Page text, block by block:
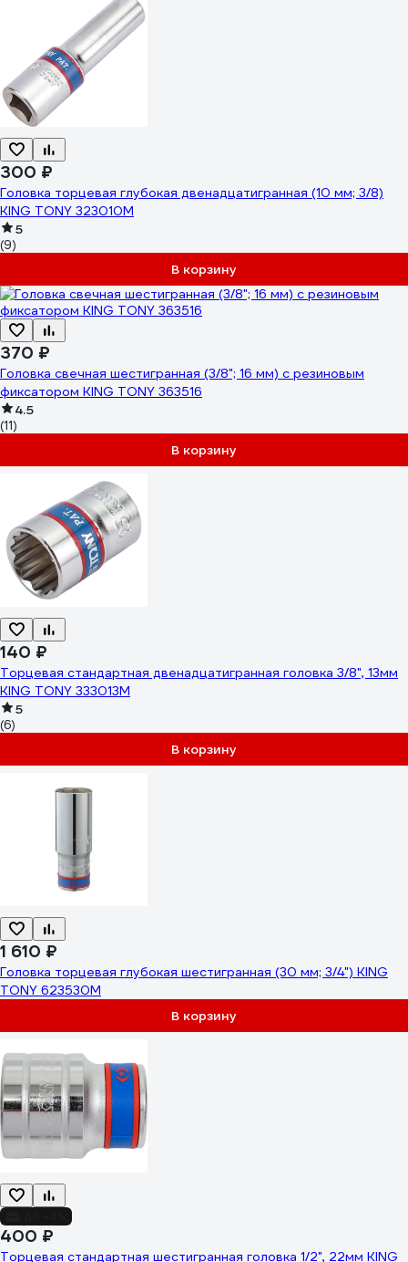
300 ₽
Головка торцевая глубокая двенадцатигранная (10 мм; 3/8)
KING TONY 323010M
5
(9)
В корзину
370 ₽
Головка свечная шестигранная (3/8"; 16 мм) с резиновым
фиксатором KING TONY 363516
4.5
(11)
В корзину
140 ₽
Торцевая стандартная двенадцатигранная головка 3/8", 13мм
KING TONY 333013M
5
(6)
В корзину
1 610 ₽
Головка торцевая глубокая шестигранная (30 мм; 3/4") KING
TONY 623530M
В корзину
400 ₽
Торцевая стандартная шестигранная головка 1/2", 22мм KING